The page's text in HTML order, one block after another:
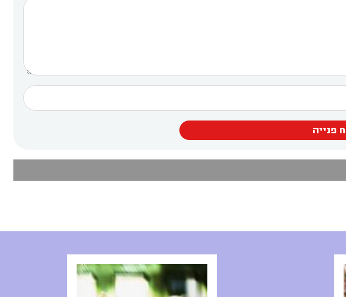
פנייה